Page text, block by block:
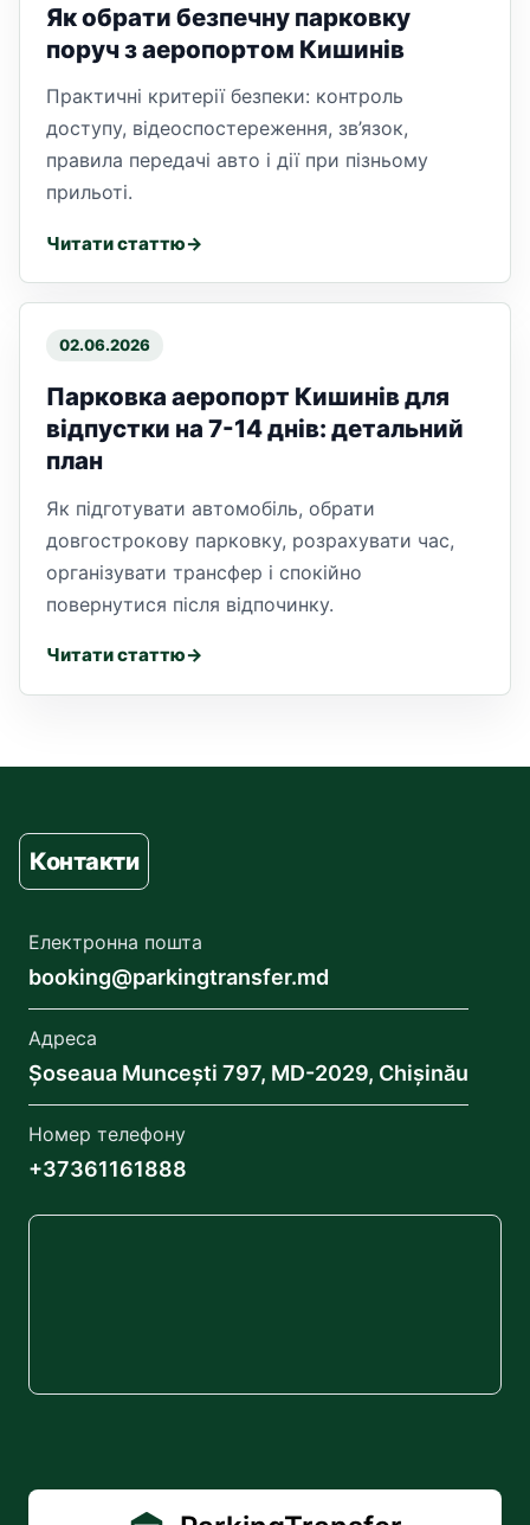
Як обрати безпечну парковку
поруч з аеропортом Кишинів
Практичні критерії безпеки: контроль
доступу, відеоспостереження, зв’язок,
правила передачі авто і дії при пізньому
прильоті.
Читати статтю
02.06.2026
Парковка аеропорт Кишинів для
відпустки на 7-14 днів: детальний
план
Як підготувати автомобіль, обрати
довгострокову парковку, розрахувати час,
організувати трансфер і спокійно
повернутися після відпочинку.
Читати статтю
Контакти
Електронна пошта
booking@parkingtransfer.md
Адреса
Șoseaua Muncești 797, MD-2029, Chișinău
Номер телефону
+37361161888